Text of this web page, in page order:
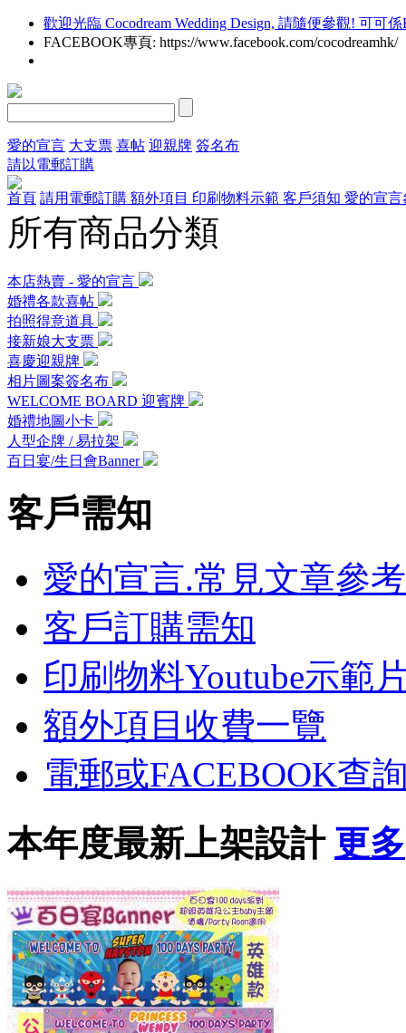
歡迎光臨 Cocodream Wedding Design, 請隨便參觀! 可可係
FACEBOOK專頁: https://www.facebook.com/cocodreamhk/
愛的宣言 大支票 喜帖 迎親牌 簽名布
請以電郵訂購
首頁 請用電郵訂購 額外項目 印刷物料示範 客戶須知 愛的宣言
所有商品分類
本店熱賣 - 愛的宣言
婚禮各款喜帖
拍照得意道具
接新娘大支票
喜慶迎親牌
相片圖案簽名布
WELCOME BOARD 迎賓牌
婚禮地圖小卡
人型企牌 / 易拉架
百日宴/生日會Banner
客戶需知
愛的宣言.常見文章參考
客戶訂購需知
印刷物料Youtube示範
額外項目收費一覽
電郵或FACEBOOK查
本年度最新上架設計 更多